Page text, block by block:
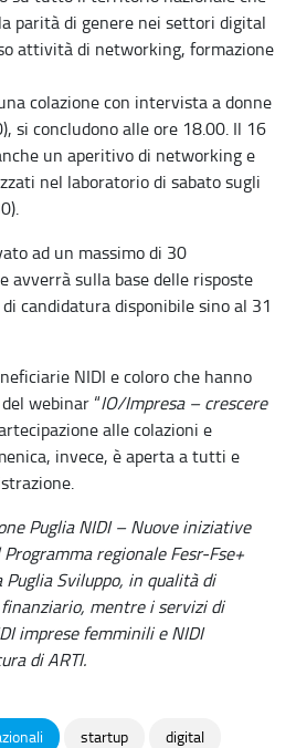
parità di genere nei settori digital
attività di networking, formazione
colazione con intervista a donne
si concludono alle ore 18.00. Il 16
un aperitivo di networking e
nel laboratorio di sabato sugli
ad un massimo di 30
avverrà sulla base delle risposte
candidatura disponibile sino al 31
NIDI e coloro che hanno
webinar “IO/Impresa – crescere
alle colazioni e
invece, è aperta a tutti e
Puglia NIDI – Nuove iniziative
regionale Fesr-Fse+
Sviluppo, in qualità di
mentre i servizi di
imprese femminili e NIDI
di ARTI.
startup digital